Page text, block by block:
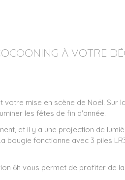
À VOTRE
mise en scène de Noël. Sur la
les fêtes de fin d'année.
et il y a une projection de
bougie fonctionne avec 3 piles
6h vous permet de profiter de la